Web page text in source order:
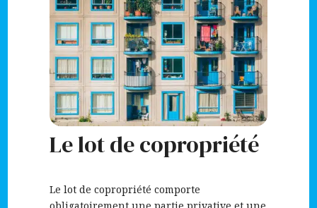
Le lot de copropriété
Le lot de copropriété comporte